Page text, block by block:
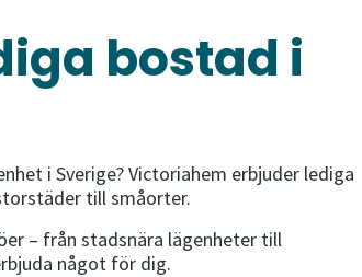
bostad i
i Sverige? Victoriahem erbjuder lediga
till småorter.
– från stadsnära lägenheter till
något för dig.